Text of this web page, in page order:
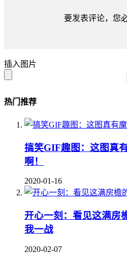
要发表评论，您
插入图片
热门推荐
搞笑GIF趣图：这图真
啊！
2020-01-16
开心一刻：看见这满房
我一战
2020-02-07